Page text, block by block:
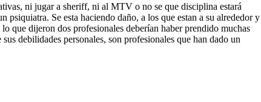
ni jugar a sheriff, ni al MTV o no se que disciplina estará
Se esta haciendo daño, a los que estan a su alrededor y
que dijeron dos profesionales deberían haber prendido muchas
debilidades personales, son profesionales que han dado un